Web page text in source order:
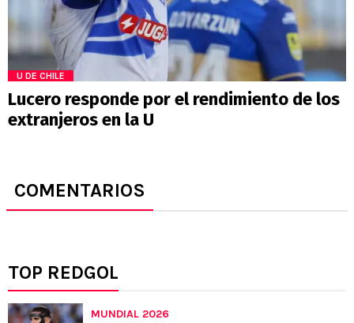
U DE CHILE
Lucero responde por el rendimiento de los
extranjeros en la U
COMENTARIOS
TOP REDGOL
MUNDIAL 2026